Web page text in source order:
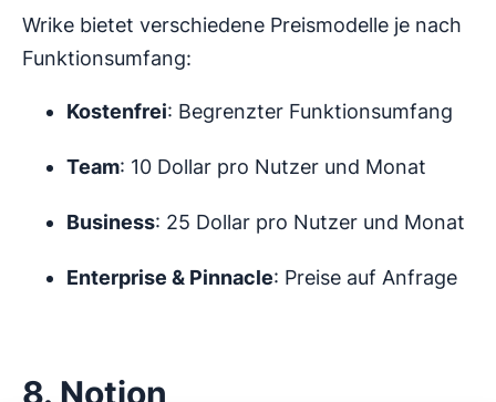
Wrike bietet verschiedene Preismodelle je nach
Funktionsumfang:
Kostenfrei: Begrenzter Funktionsumfang
Team: 10 Dollar pro Nutzer und Monat
Business: 25 Dollar pro Nutzer und Monat
Enterprise & Pinnacle: Preise auf Anfrage
8. Notion